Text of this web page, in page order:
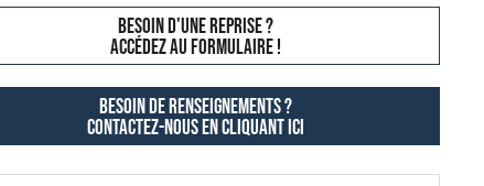
besoin d'une reprise ?
AccÉdez au formulaire !
Besoin de renseignements ?
contactez-nous en cliquant ici